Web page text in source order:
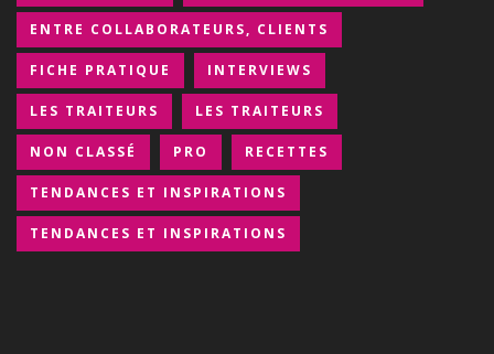
ENTRE COLLABORATEURS, CLIENTS
FICHE PRATIQUE INTERVIEWS
LES TRAITEURS LES TRAITEURS
NON CLASSÉ PRO RECETTES
TENDANCES ET INSPIRATIONS
TENDANCES ET INSPIRATIONS